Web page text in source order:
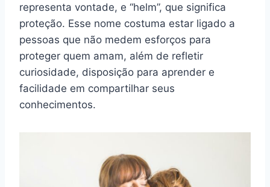
representa vontade, e “helm”, que significa
proteção. Esse nome costuma estar ligado a
pessoas que não medem esforços para
proteger quem amam, além de refletir
curiosidade, disposição para aprender e
facilidade em compartilhar seus
conhecimentos.